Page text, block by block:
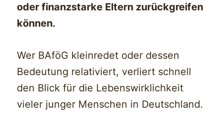
oder finanzstarke Eltern zurückgreifen
können.
Wer BAföG kleinredet oder dessen
Bedeutung relativiert, verliert schnell
den Blick für die Lebenswirklichkeit
vieler junger Menschen in Deutschland.